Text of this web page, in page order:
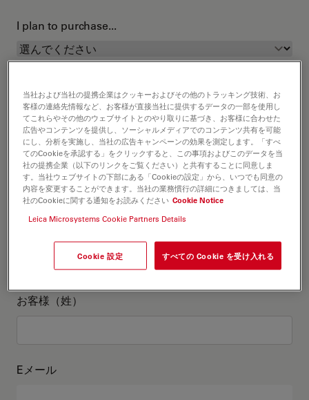
I plan to purchase...
お客様情報
役職 オプションの
お客様（姓）
Eメール
当社および当社の提携企業はクッキーおよびその他のトラッキング技術、お
客様の連絡先情報など、お客様が直接当社に提供するデータの一部を使用し
てこれらやその他のウェブサイトとのやり取りに基づき、お客様に合わせた
広告やコンテンツを提供し、ソーシャルメディアでのコンテンツ共有を可能
にし、分析を実施し、当社の広告キャンペーンの効果を測定します。「すべ
てのCookieを承認する」をクリックすると、この事項およびこのデータを当
社の提携企業（以下のリンクをご覧ください）と共有することに同意しま
す。当社ウェブサイトの下部にある「Cookieの設定」から、いつでも同意の
内容を変更することができます。当社の業務慣行の詳細につきましては、当
社のCookieに関する通知をお読みください Cookie Notice
Leica Microsystems Cookie Partners Details
Cookie 設定 すべての Cookie を受け入れる